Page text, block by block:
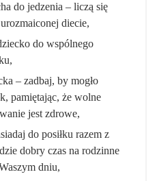
do jedzenia – liczą się
diecie,
do wspólnego
– zadbaj, by mogło
pamiętając, że wolne
jest zdrowe,
do posiłku razem z
dobry czas na rodzinne
dniu,